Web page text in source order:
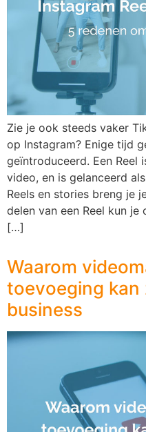
Zie je ook steeds vaker
op Instagram? Enige tijd
geïntroduceerd. Een Reel
video, en is gelanceerd
Reels en stories breng je
delen van een Reel kun je
[…]
Waarom
toevoeging kan
business